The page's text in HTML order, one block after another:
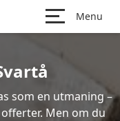
Menu
som en utmaning –
Men om du